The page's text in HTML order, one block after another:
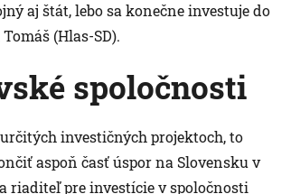
aj štát, lebo sa konečne investuje do
(Hlas-SD).
spoločnosti
investičných projektoch, to
aspoň časť úspor na Slovensku v
riaditeľ pre investície v spoločnosti